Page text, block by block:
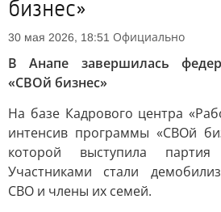
бизнес»
30 мая 2026, 18:51 Официально
В Анапе завершилась
«СВОй бизнес»
На базе Кадрового центра
интенсив программы «СВОй
которой выступила партия
Участниками стали
СВО и члены их семей.